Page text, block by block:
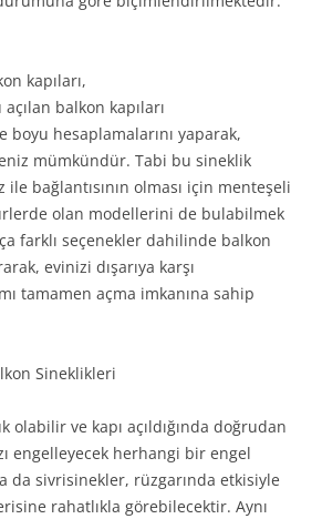
kapıları,
balkon kapıları
boyu hesaplamalarını yaparak,
mümkündür. Tabi bu sineklik
ile bağlantısının olması için menteşeli
olan modellerini de bulabilmek
farklı seçenekler dahilinde balkon
evinizi dışarıya karşı
tamamen açma imkanına sahip
Sineklikleri
olabilir ve kapı açıldığında doğrudan
engelleyecek herhangi bir engel
da sivrisinekler, rüzgarında etkisiyle
rahatlıkla görebilecektir. Aynı